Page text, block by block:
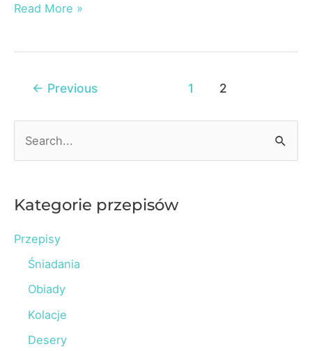
Zdrowe
odchudzania
Read More »
Post← Previous 1 2
r
h
Kategorie przepisów
Przepisy
Śniadania
Obiady
Kolacje
Desery